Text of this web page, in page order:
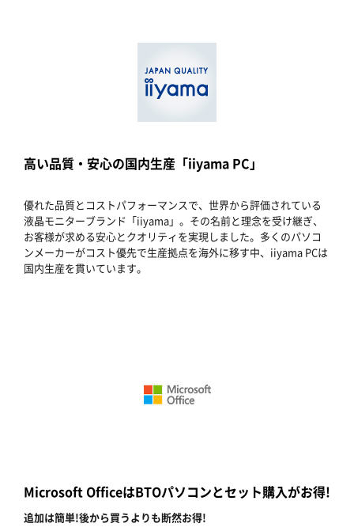
高い品質・安心の国内生産「iiyama PC」
優れた品質とコストパフォーマンスで、世界から評価されている
液晶モニターブランド「iiyama」。その名前と理念を受け継ぎ、
お客様が求める安心とクオリティを実現しました。多くのパソコ
ンメーカーがコスト優先で生産拠点を海外に移す中、iiyama PCは
国内生産を貫いています。
Microsoft OfficeはBTOパソコンとセット購入がお得!
追加は簡単!後から買うよりも断然お得!